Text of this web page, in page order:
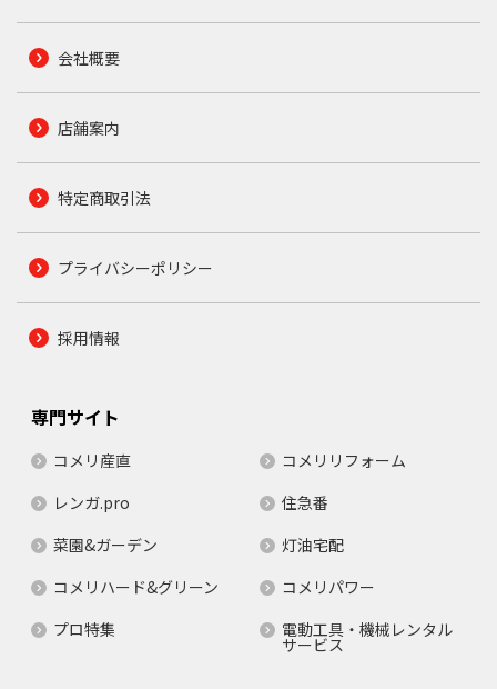
会社概要
店舗案内
特定商取引法
プライバシーポリシー
採用情報
専門サイト
コメリ産直
コメリリフォーム
レンガ.pro
住急番
菜園&ガーデン
灯油宅配
コメリハード&グリーン
コメリパワー
プロ特集
電動工具・機械レンタル
サービス